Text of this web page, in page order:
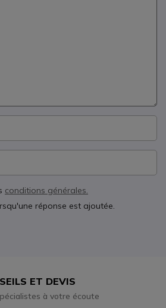
conditions générales.
réponse est ajoutée.
ET DEVIS
à votre écoute